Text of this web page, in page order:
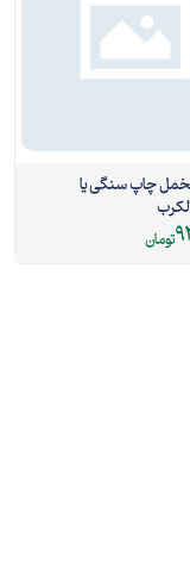
چاپ سنگی یا
تومان